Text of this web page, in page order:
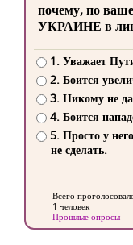
почему, по
УКРАИНЕ в
1. Уважает
2. Боится
3. Никому не
4. Боится
5. Просто у
не сделать.
Всего
1 человек
Прошлые опросы